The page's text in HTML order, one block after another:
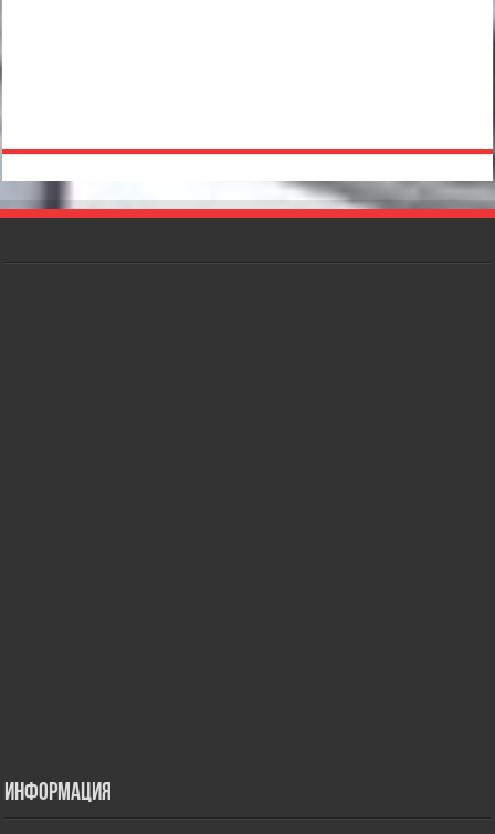
Информация